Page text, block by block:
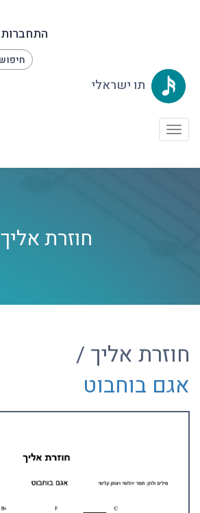
התחברות
תו ישראלי
Toggle
חוזרת אליך
חוזרת אליך /
אגם בוחבוט